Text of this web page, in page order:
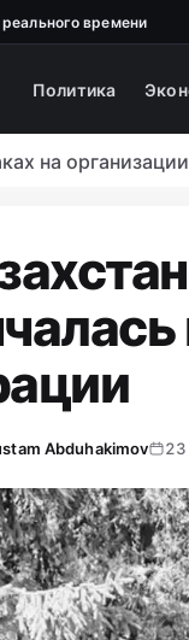
времени
Политика
организации
Abduhakimov